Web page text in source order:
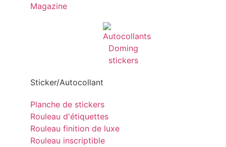
Magazine
Sticker/Autocollant
Planche de stickers
Rouleau d'étiquettes
Rouleau finition de luxe
Rouleau inscriptible